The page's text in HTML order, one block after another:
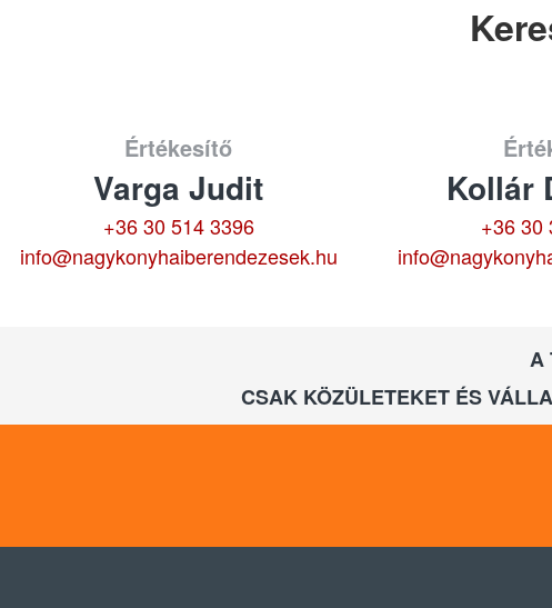
Értékesítő
Varga Judit
+36 30 514 3396
info@nagykonyhaiberendezesek.hu
Kollár
+36 30
A
CSAK KÖZÜLETEKET ÉS